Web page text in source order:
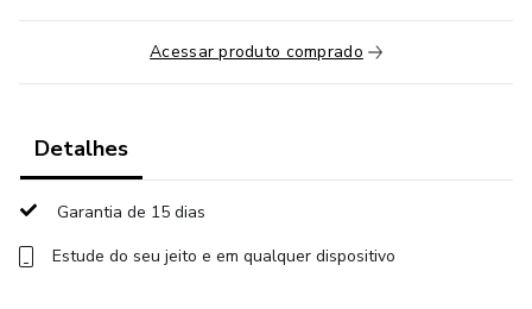
física, o seu corpo vai precisar de tempo para começar a
resultado
só depende da sua determinação e esforço
Acessar produto comprado
Detalhes
Garantia de 15 dias
Estude do seu jeito e em qualquer dispositivo